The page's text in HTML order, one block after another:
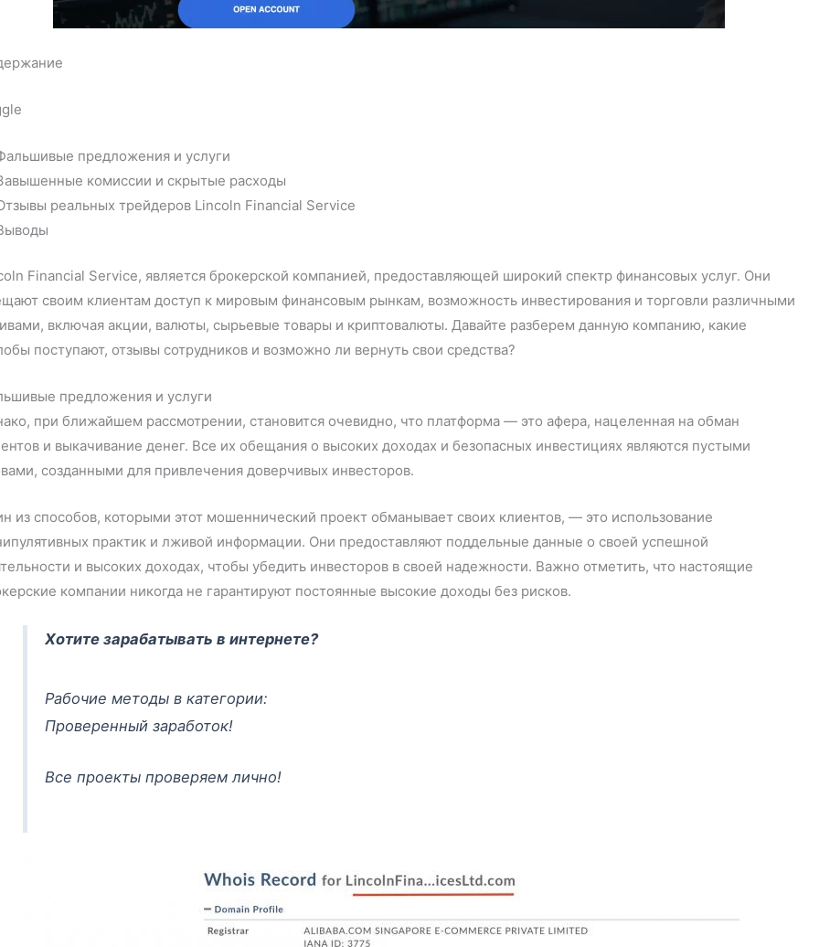
предложения и услуги
комиссии и скрытые расходы
реальных трейдеров Lincoln Financial Service
Financial Service, является брокерской компанией, предоставляющей широкий спектр финансовых услуг. Они
своим клиентам доступ к мировым финансовым рынкам, возможность инвестирования и торговли различными
включая акции, валюты, сырьевые товары и криптовалюты. Давайте разберем данную компанию, какие
поступают, отзывы сотрудников и возможно ли вернуть свои средства?
предложения и услуги
при ближайшем рассмотрении, становится очевидно, что платформа — это афера, нацеленная на обман
и выкачивание денег. Все их обещания о высоких доходах и безопасных инвестициях являются пустыми
созданными для привлечения доверчивых инвесторов.
из способов, которыми этот мошеннический проект обманывает своих клиентов, — это использование
практик и лживой информации. Они предоставляют поддельные данные о своей успешной
и высоких доходах, чтобы убедить инвесторов в своей надежности. Важно отметить, что настоящие
компании никогда не гарантируют постоянные высокие доходы без рисков.
Хотите зарабатывать в интернете?
Рабочие методы в категории:
Проверенный заработок!
Все проекты проверяем лично!